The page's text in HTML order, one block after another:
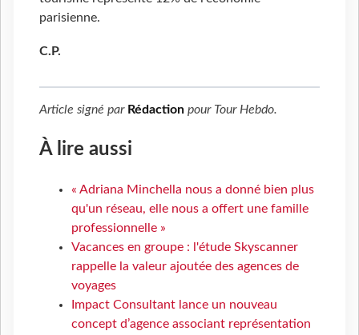
parisienne.
C.P.
Article signé par Rédaction pour Tour Hebdo.
À lire aussi
« Adriana Minchella nous a donné bien plus
qu'un réseau, elle nous a offert une famille
professionnelle »
Vacances en groupe : l'étude Skyscanner
rappelle la valeur ajoutée des agences de
voyages
Impact Consultant lance un nouveau
concept d’agence associant représentation